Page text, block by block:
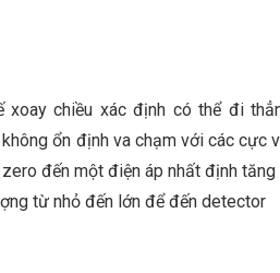
chiều xác định có thể đi
ổn định va chạm với các cực
đến một điện áp nhất định
từ nhỏ đến lớn để đến detector